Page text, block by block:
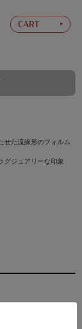
せた流線形のフォルム
グジュアリーな印象